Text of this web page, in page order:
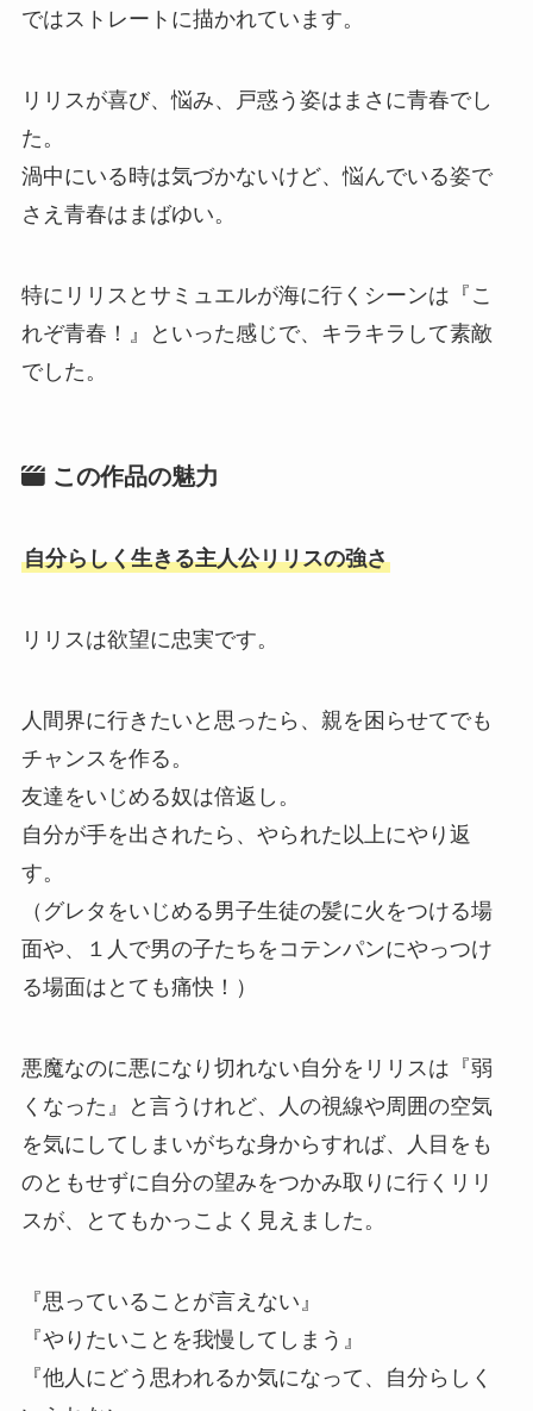
ではストレートに描かれています。
リリスが喜び、悩み、戸惑う姿はまさに青春でし
た。
渦中にいる時は気づかないけど、悩んでいる姿で
さえ青春はまばゆい。
特にリリスとサミュエルが海に行くシーンは『こ
れぞ青春！』といった感じで、キラキラして素敵
でした。
この作品の魅力
自分らしく生きる主人公リリスの強さ
リリスは欲望に忠実です。
人間界に行きたいと思ったら、親を困らせてでも
チャンスを作る。
友達をいじめる奴は倍返し。
自分が手を出されたら、やられた以上にやり返
す。
（グレタをいじめる男子生徒の髪に火をつける場
面や、１人で男の子たちをコテンパンにやっつけ
る場面はとても痛快！）
悪魔なのに悪になり切れない自分をリリスは『弱
くなった』と言うけれど、人の視線や周囲の空気
を気にしてしまいがちな身からすれば、人目をも
のともせずに自分の望みをつかみ取りに行くリリ
スが、とてもかっこよく見えました。
『思っていることが言えない』
『やりたいことを我慢してしまう』
『他人にどう思われるか気になって、自分らしく